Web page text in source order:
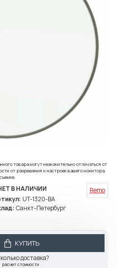
товара могут незначительно отличаться от
от разрешения и настроек вашего монитора,
В НАЛИЧИИ
UT-1320-BA
Санкт-Петербург
Remo
КУПИТЬ
доставка?
расчет стоимости